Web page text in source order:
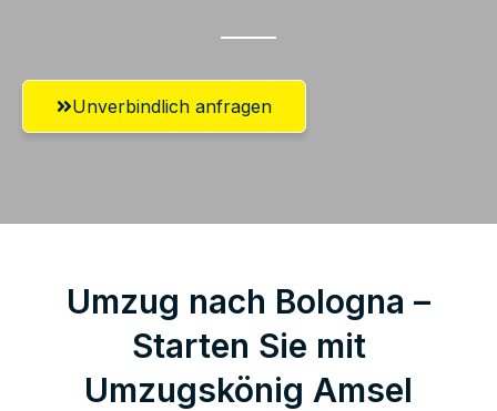
Unverbindlich anfragen
Umzug nach Bologna –
Starten Sie mit
Umzugskönig Amsel